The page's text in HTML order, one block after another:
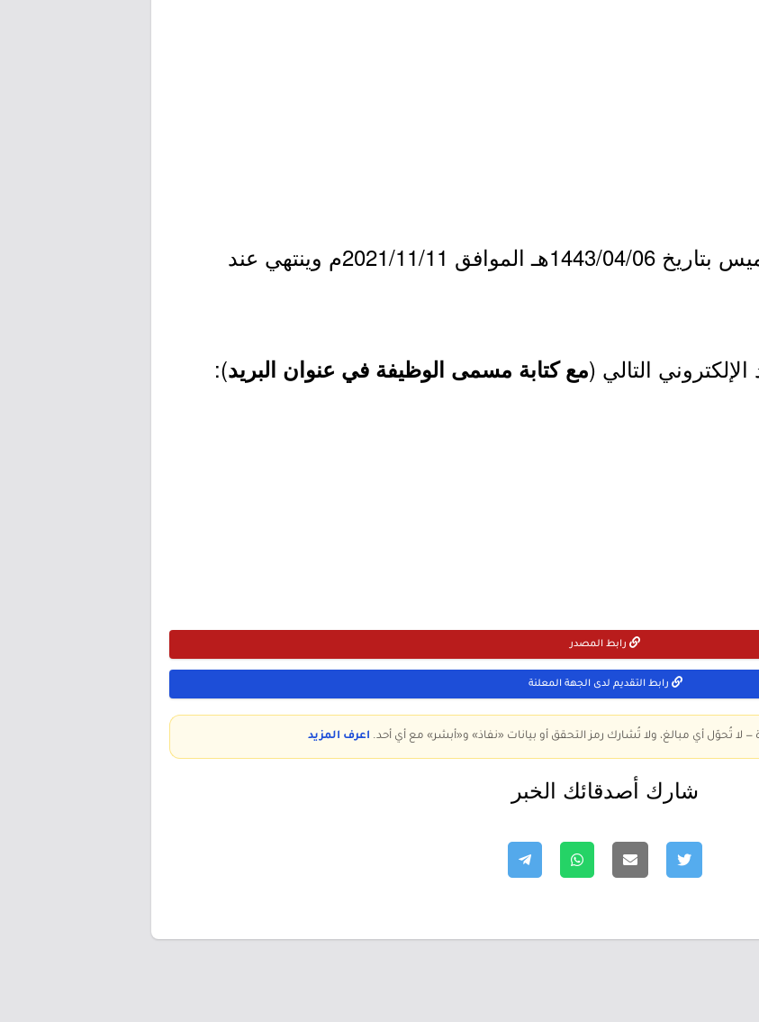
- التقديم مُتاح الآن بدأ اليوم الخميس بتاريخ 1443/04/06هـ الموافق 2021/11/11م وينتهي عند
التالي (مع كتابة مسمى الوظيفة في عنوان البريد):
رابط المصدر
رابط التقديم لدى الجهة المعلنة
لا تُحوّل أي مبالغ، ولا تُشارك رمز التحقق أو بيانات «نفاذ» و«أبشر» مع أي أحد. اعرف المزيد
شارك أصدقائك الخبر